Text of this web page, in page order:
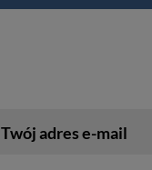
Twój adres e-mail